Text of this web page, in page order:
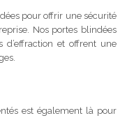
pour offrir une sécurité
Nos portes blindées
d’effraction et offrent une
est également là pour